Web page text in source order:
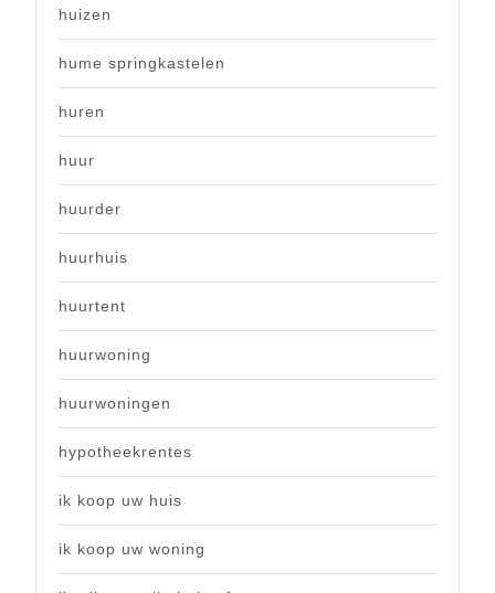
huizen
hume springkastelen
huren
huur
huurder
huurhuis
huurtent
huurwoning
huurwoningen
hypotheekrentes
ik koop uw huis
ik koop uw woning